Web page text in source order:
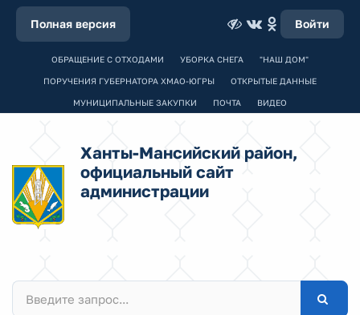
Полная версия Войти
ОБРАЩЕНИЕ С ОТХОДАМИ УБОРКА СНЕГА "НАШ ДОМ"
ПОРУЧЕНИЯ ГУБЕРНАТОРА ХМАО-ЮГРЫ ОТКРЫТЫЕ ДАННЫЕ
МУНИЦИПАЛЬНЫЕ ЗАКУПКИ ПОЧТА ВИДЕО
Ханты-Мансийский район,
официальный сайт
администрации